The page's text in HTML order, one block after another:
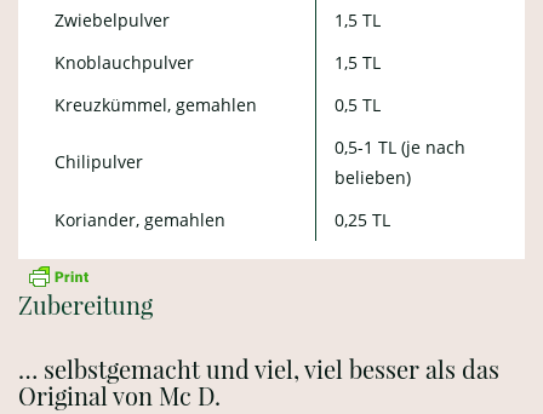
Zwiebelpulver
1,5 TL
Knoblauchpulver
1,5 TL
Kreuzkümmel, gemahlen
0,5 TL
Chilipulver
0,5-1 TL (je nach
belieben)
Koriander, gemahlen
0,25 TL
Zubereitung
… selbstgemacht und viel, viel besser als das
Original von Mc D.